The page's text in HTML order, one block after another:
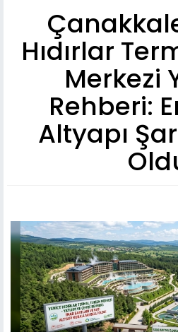
Hıdırlar
Merkezi
Rehberi:
Altyapı